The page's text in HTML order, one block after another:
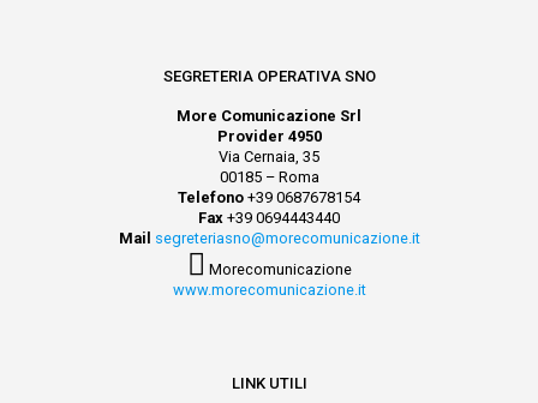
SEGRETERIA OPERATIVA SNO
More Comunicazione Srl
Provider 4950
Via Cernaia, 35
00185 – Roma
Telefono +39 0687678154
Fax +39 0694443440
Mail segreteriasno@morecomunicazione.it
Morecomunicazione
www.morecomunicazione.it
LINK UTILI